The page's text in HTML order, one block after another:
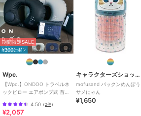
キャラクターズショップ ラフラフ
ミッフィー 歯ブラシス
タンドW おすわりミッフ
ィー レッド
¥1,012
ズートピア2 3WAYクー
ルファン
5,808
期間限定SALE
¥300ｸｰﾎﾟﾝ
Wpc.
【Wpc.】ONDOO トラベルネ
ックピロー エアポンプ式 首枕
4.50 （2件）
¥2,057
キャラクターズショップ ラフラフ
mofusand パックンめんぼう
サメにゃん
¥1,650